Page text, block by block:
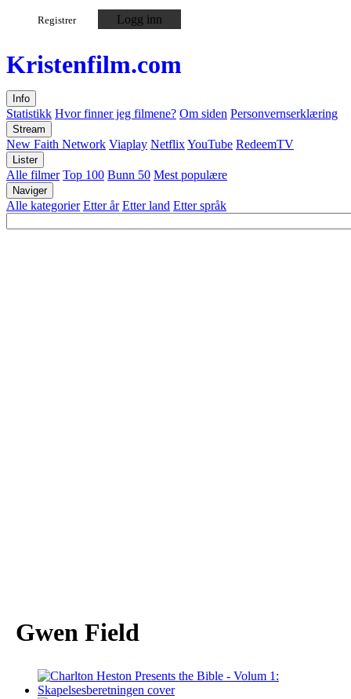
Registrer Logg inn
Kristenfilm.com
Info
Statistikk Hvor finner jeg filmene? Om siden Personvernserklæring
Stream
New Faith Network Viaplay NetflixYouTube RedeemTV
Lister
Alle filmer Top 100 Bunn 50 Mest populære
Naviger
Alle kategorier Etter år Etter land Etter språk
Gwen Field